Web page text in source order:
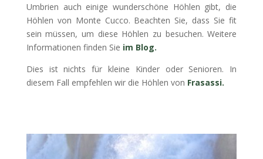
Umbrien auch einige wunderschöne Höhlen gibt, die
Höhlen von Monte Cucco. Beachten Sie, dass Sie fit
sein müssen, um diese Höhlen zu besuchen. Weitere
Informationen finden Sie im Blog.
Dies ist nichts für kleine Kinder oder Senioren. In
diesem Fall empfehlen wir die Höhlen von Frasassi.